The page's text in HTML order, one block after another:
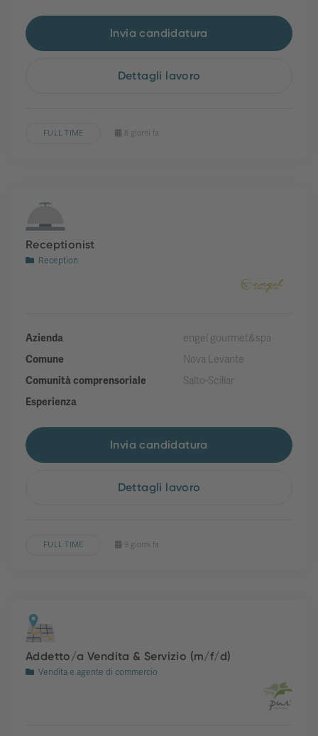
Invia candidatura
Dettagli lavoro
FULL TIME 8 giorni fa
Receptionist
Reception
Azienda
engel gourmet&spa
Comune
Nova Levante
Comunità comprensoriale
Salto-Sciliar
Esperienza
Invia candidatura
Dettagli lavoro
FULL TIME 9 giorni fa
Addetto/a Vendita & Servizio (m/f/d)
Vendita e agente di commercio